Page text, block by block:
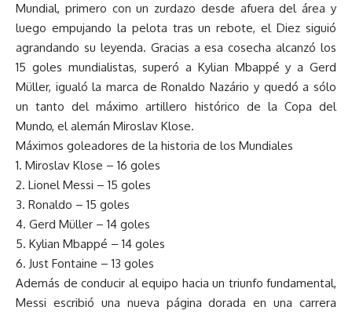
Mundial, primero con un zurdazo desde afuera del área y
luego empujando la pelota tras un rebote, el Diez siguió
agrandando su leyenda. Gracias a esa cosecha alcanzó los
15 goles mundialistas, superó a Kylian Mbappé y a Gerd
Müller, igualó la marca de Ronaldo Nazário y quedó a sólo
un tanto del máximo artillero histórico de la Copa del
Mundo, el alemán Miroslav Klose.
Máximos goleadores de la historia de los Mundiales
1. Miroslav Klose – 16 goles
2. Lionel Messi – 15 goles
3. Ronaldo – 15 goles
4. Gerd Müller – 14 goles
5. Kylian Mbappé – 14 goles
6. Just Fontaine – 13 goles
Además de conducir al equipo hacia un triunfo fundamental,
Messi escribió una nueva página dorada en una carrera